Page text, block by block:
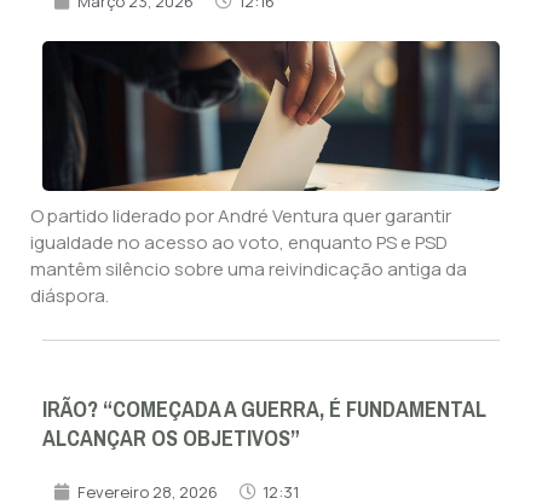
O partido liderado por André Ventura quer garantir
igualdade no acesso ao voto, enquanto PS e PSD
mantêm silêncio sobre uma reivindicação antiga da
diáspora.
IRÃO? “COMEÇADA A GUERRA, É FUNDAMENTAL
ALCANÇAR OS OBJETIVOS”
Fevereiro 28, 2026 12:31